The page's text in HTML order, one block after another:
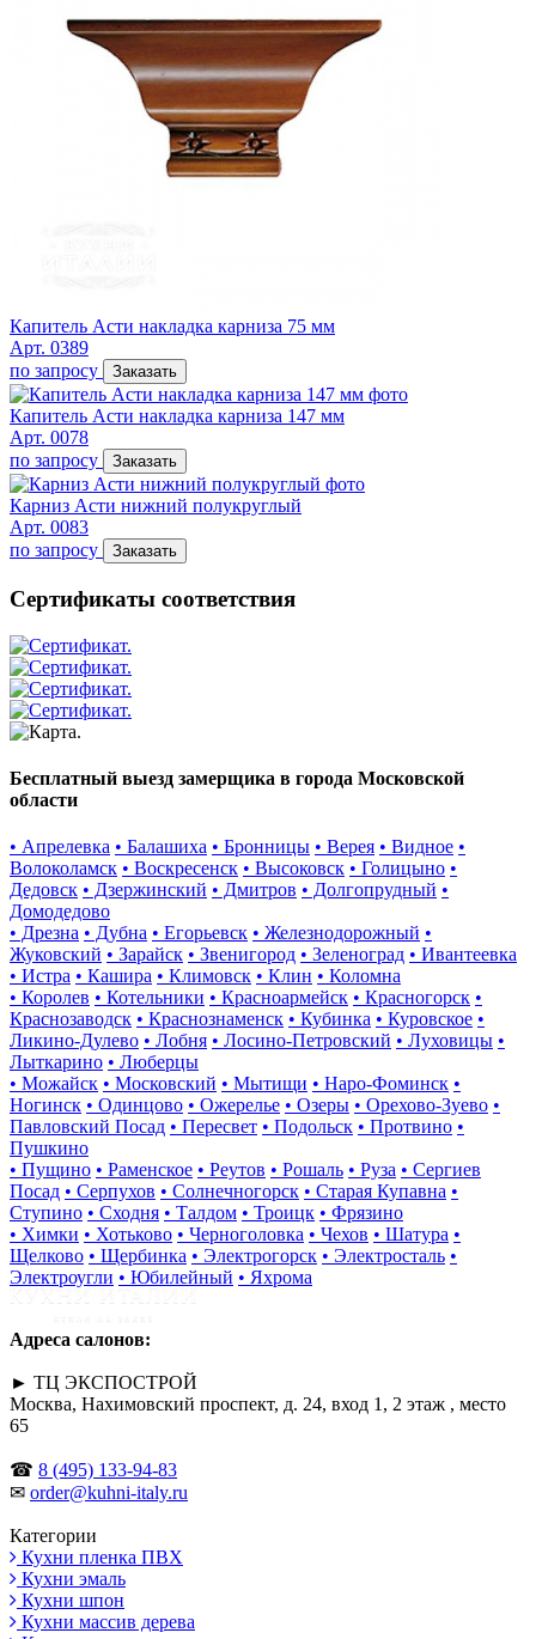
Капитель Асти накладка карниза 75 мм
Арт. 0389
по запросу
Заказать
Капитель Асти накладка карниза 147 мм
Арт. 0078
по запросу
Заказать
Карниз Асти нижний полукруглый
Арт. 0083
по запросу
Заказать
Сертификаты соответствия
Бесплатный выезд замерщика в города Московской
области
• Апрелевка • Балашиха • Бронницы • Верея • Видное •
Волоколамск • Воскресенск • Высоковск • Голицыно •
Дедовск • Дзержинский • Дмитров • Долгопрудный •
Домодедово
• Дрезна • Дубна • Егорьевск • Железнодорожный •
Жуковский • Зарайск • Звенигород • Зеленоград • Ивантеевка
• Истра • Кашира • Климовск • Клин • Коломна
• Королев • Котельники • Красноармейск • Красногорск •
Краснозаводск • Краснознаменск • Кубинка • Куровское •
Ликино-Дулево • Лобня • Лосино-Петровский • Луховицы •
Лыткарино • Люберцы
• Можайск • Московский • Мытищи • Наро-Фоминск •
Ногинск • Одинцово • Ожерелье • Озеры • Орехово-Зуево •
Павловский Посад • Пересвет • Подольск • Протвино •
Пушкино
• Пущино • Раменское • Реутов • Рошаль • Руза • Сергиев
Посад • Серпухов • Солнечногорск • Старая Купавна •
Ступино • Сходня • Талдом • Троицк • Фрязино
• Химки • Хотьково • Черноголовка • Чехов • Шатура •
Щелково • Щербинка • Электрогорск • Электросталь •
Электроугли • Юбилейный • Яхрома
Адреса салонов:
► ТЦ ЭКСПОСТРОЙ
Москва, Нахимовский проспект, д. 24, вход 1, 2 этаж , место
65
☎ 8 (495) 133-94-83
✉ order@kuhni-italy.ru
Категории
Кухни пленка ПВХ
Кухни эмаль
Кухни шпон
Кухни массив дерева